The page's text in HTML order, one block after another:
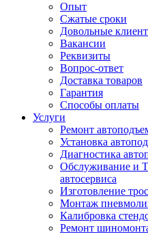
Опыт
Сжатые сроки
Довольные
Вакансии
Реквизиты
Вопрос-ответ
Доставка товаров
Гарантия
Способы оплаты
Услуги
Ремонт
Установка
Диагностика
Обслуживание и
автосервиса
Изготовление
Монтаж
Калибровка
Ремонт